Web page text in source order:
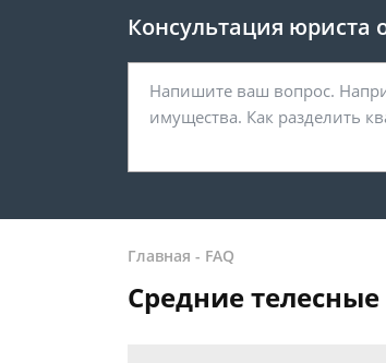
Консультация юриста
Главная - FAQ
Средние